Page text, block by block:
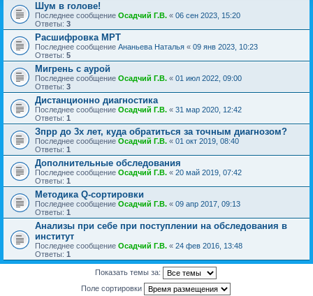
Шум в голове!
Последнее сообщение Осадчий Г.В. « 06 сен 2023, 15:20
Ответы: 3
Расшифровка МРТ
Последнее сообщение Ананьева Наталья « 09 янв 2023, 10:23
Ответы: 5
Мигрень с аурой
Последнее сообщение Осадчий Г.В. « 01 июл 2022, 09:00
Ответы: 3
Дистанционно диагностика
Последнее сообщение Осадчий Г.В. « 31 мар 2020, 12:42
Ответы: 1
Зпрр до 3х лет, куда обратиться за точным диагнозом?
Последнее сообщение Осадчий Г.В. « 01 окт 2019, 08:40
Ответы: 1
Дополнительные обследования
Последнее сообщение Осадчий Г.В. « 20 май 2019, 07:42
Ответы: 1
Методика Q-сортировки
Последнее сообщение Осадчий Г.В. « 09 апр 2017, 09:13
Ответы: 1
Анализы при себе при поступлении на обследования в
институт
Последнее сообщение Осадчий Г.В. « 24 фев 2016, 13:48
Ответы: 1
Показать темы за:
Поле сортировки